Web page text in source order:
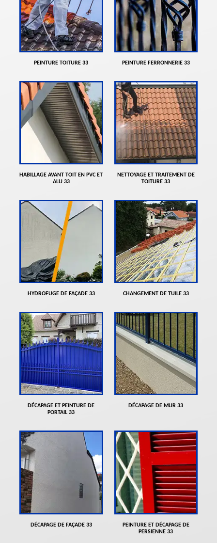
PEINTURE TOITURE 33 PEINTURE FERRONNERIE 33
HABILLAGE AVANT TOIT EN PVC ET
ALU 33
NETTOYAGE ET TRAITEMENT DE
TOITURE 33
HYDROFUGE DE FAÇADE 33 CHANGEMENT DE TUILE 33
DÉCAPAGE ET PEINTURE DE
PORTAIL 33
DÉCAPAGE DE MUR 33
DÉCAPAGE DE FAÇADE 33
PEINTURE ET DÉCAPAGE DE
PERSIENNE 33